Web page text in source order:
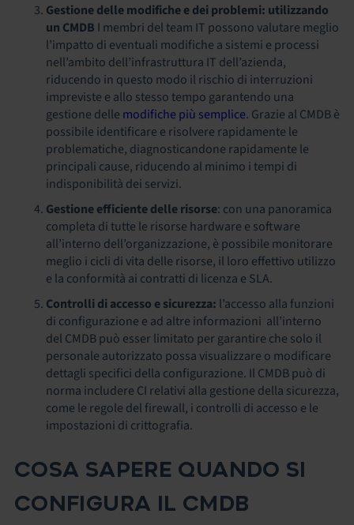
Gestione delle modifiche e dei problemi: utilizzando
un CMDB I membri del team IT possono valutare meglio
l’impatto di eventuali modifiche a sistemi e processi
nell’ambito dell’infrastruttura IT dell’azienda,
riducendo in questo modo il rischio di interruzioni
impreviste e allo stesso tempo garantendo una
gestione delle modifiche più semplice. Grazie al CMDB è
possibile identificare e risolvere rapidamente le
problematiche, diagnosticandone rapidamente le
principali cause, riducendo al minimo i tempi di
indisponibilità dei servizi.
Gestione efficiente delle risorse: con una panoramica
completa di tutte le risorse hardware e software
all’interno dell’organizzazione, è possibile monitorare
meglio i cicli di vita delle risorse, il loro effettivo utilizzo
e la conformità ai contratti di licenza e SLA.
Controlli di accesso e sicurezza: l’accesso alla funzioni
di configurazione e ad altre informazioni all’interno
del CMDB può esser limitato per garantire che solo il
personale autorizzato possa visualizzare o modificare
dettagli specifici della configurazione. Il CMDB può di
norma includere CI relativi alla gestione della sicurezza,
come le regole del firewall, i controlli di accesso e le
impostazioni di crittografia.
COSA SAPERE QUANDO SI
CONFIGURA IL CMDB